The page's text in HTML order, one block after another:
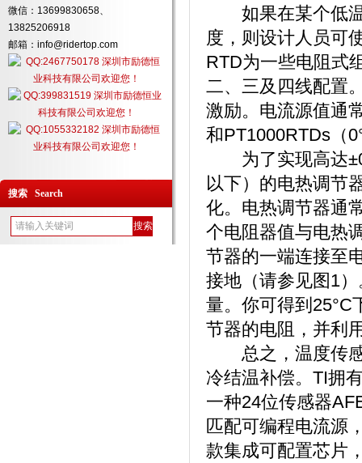
微信：13699830658、
13825206918
邮箱：info@ridertop.com
搜索 Search
如果在某个低温
度，则设计人员可
RTD为一些电阻式
二、三及四线配置
激励。电流源值通
和PT1000RTDs（
为了实现高达
以下）的电热调节
化。电热调节器通
个电阻器值与电热
节器的一端连接至
接地（请参见图1
量。你可得到25°C
节器的电阻，并利
总之，温度传感
冷结温补偿。TI拥
一种24位传感器
匹配可编程电流源
款集成可配置芯片